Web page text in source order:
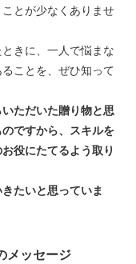
とが少なくありませ
きに、一人で悩まな
ことを、ぜひ知って
ただいた贈り物と思
ですから、スキルを
役にたてるよう取り
たいと思っていま
メッセージ